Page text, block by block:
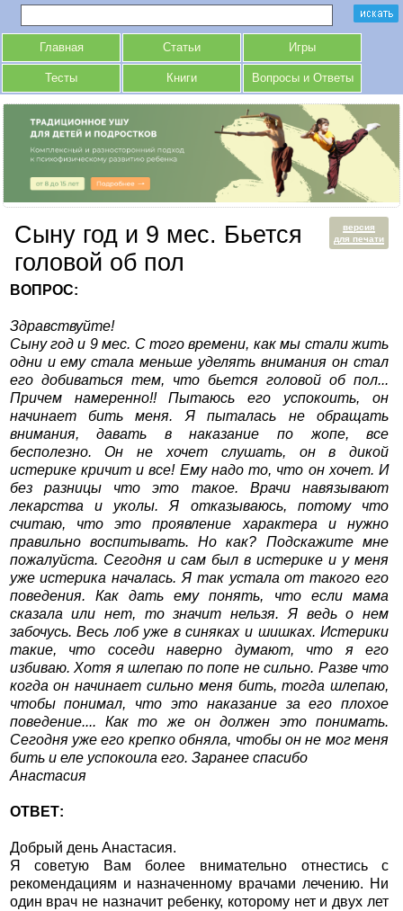
Главная Статьи Игры
Тесты Книги Вопросы и Ответы
версия
для печати
Сыну год и 9 мес. Бьется
головой об пол
ВОПРОС:
Здравствуйте!
Сыну год и 9 мес. С того времени, как мы стали жить
одни и ему стала меньше уделять внимания он стал
его добиваться тем, что бьется головой об пол...
Причем намеренно!! Пытаюсь его успокоить, он
начинает бить меня. Я пыталась не обращать
внимания, давать в наказание по жопе, все
бесполезно. Он не хочет слушать, он в дикой
истерике кричит и все! Ему надо то, что он хочет. И
без разницы что это такое. Врачи навязывают
лекарства и уколы. Я отказываюсь, потому что
считаю, что это проявление характера и нужно
правильно воспитывать. Но как? Подскажите мне
пожалуйста. Сегодня и сам был в истерике и у меня
уже истерика началась. Я так устала от такого его
поведения. Как дать ему понять, что если мама
сказала или нет, то значит нельзя. Я ведь о нем
забочусь. Весь лоб уже в синяках и шишках. Истерики
такие, что соседи наверно думают, что я его
избиваю. Хотя я шлепаю по попе не сильно. Разве что
когда он начинает сильно меня бить, тогда шлепаю,
чтобы понимал, что это наказание за его плохое
поведение.... Как то же он должен это понимать.
Сегодня уже его крепко обняла, чтобы он не мог меня
бить и еле успокоила его. Заранее спасибо
Анастасия
ОТВЕТ:
Добрый день Анастасия.
Я советую Вам более внимательно отнестись с
рекомендациям и назначенному врачами лечению. Ни
один врач не назначит ребенку, которому нет и двух лет